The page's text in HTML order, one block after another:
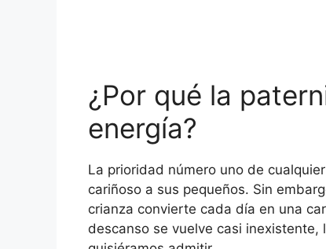
¿Por qué la
energía?
La prioridad número uno de
cariñoso a sus pequeños. Sin
crianza convierte cada día en una
descanso se vuelve casi